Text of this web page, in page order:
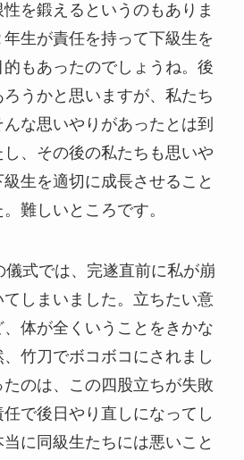
を鍛えるというのもありま
生が責任を持って下級生を
もあったのでしょうね。後
うかと思いますが、私たち
な思いやりがあったとは到
、その後の私たちも思いや
生を適切に成長させること
難しいところです。
儀式では、完遂直前に私が崩
しまいました。立ちたい意
体が全くいうことをきかな
竹刀でボコボコにされまし
のは、この四股立ちが失敗
で後日やり直しになってし
に同級生たちには悪いこと